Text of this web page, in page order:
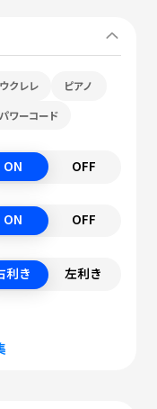
ウクレレ ピアノ
パワーコード
ON OFF
ON OFF
利き 左利き